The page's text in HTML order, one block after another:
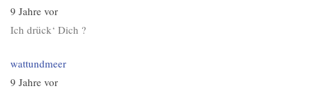
9 Jahre vor
Ich drück‘ Dich ?
wattundmeer
9 Jahre vor